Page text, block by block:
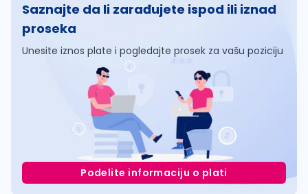
Saznajte da li zarađujete ispod ili iznad
proseka
Unesite iznos plate i pogledajte prosek za vašu poziciju
Podelite informaciju o plati